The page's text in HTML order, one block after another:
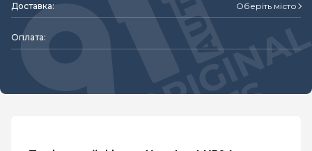
Доставка: Оберіть місто
Оплата: